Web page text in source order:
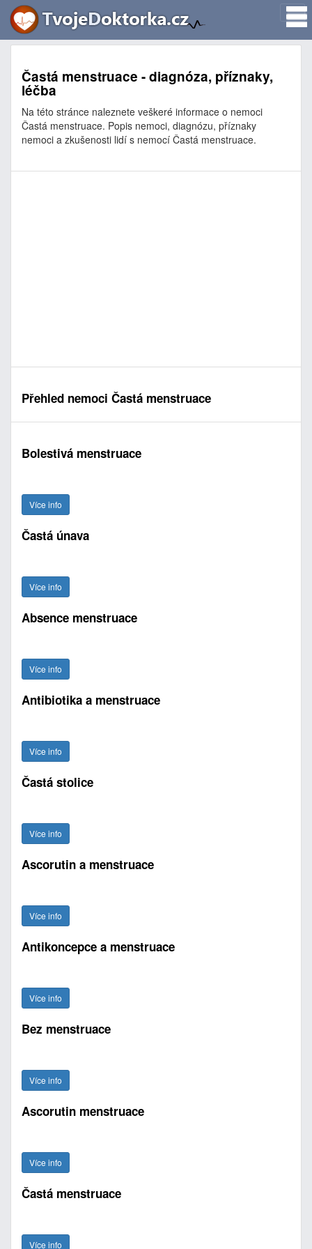
Častá menstruace - diagnóza, příznaky,
léčba
Na této stránce naleznete veškeré informace o nemoci
Častá menstruace. Popis nemoci, diagnózu, příznaky
nemoci a zkušenosti lidí s nemocí Častá menstruace.
Přehled nemoci Častá menstruace
Bolestivá menstruace
Více info
Častá únava
Více info
Absence menstruace
Více info
Antibiotika a menstruace
Více info
Častá stolice
Více info
Ascorutin a menstruace
Více info
Antikoncepce a menstruace
Více info
Bez menstruace
Více info
Ascorutin menstruace
Více info
Častá menstruace
Více info